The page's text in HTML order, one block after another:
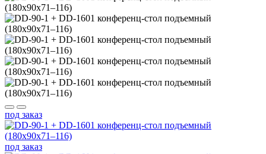
под заказ
под заказ